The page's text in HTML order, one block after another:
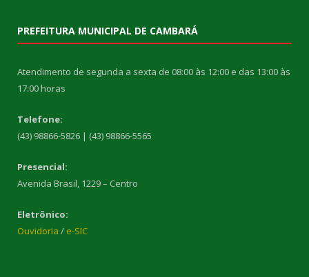
PREFEITURA MUNICIPAL DE CAMBARÁ
Atendimento de segunda a sexta de 08:00 às 12:00 e das 13:00 às
17:00 horas
Telefone:
(43) 98866-5826 | (43) 98866-5565
Presencial:
Avenida Brasil, 1229 – Centro
Eletrônico:
Ouvidoria / e-SIC